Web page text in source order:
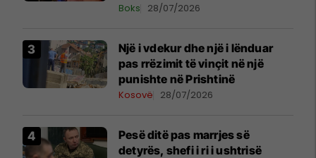
komentin
Boks 28/07/2026
Një i vdekur dhe një i lënduar
pas rrëzimit të vinçit në një
punishte në Prishtinë
Kosovë 28/07/2026
Pesë ditë pas marrjes së
detyrës, shefi i ri i ushtrisë